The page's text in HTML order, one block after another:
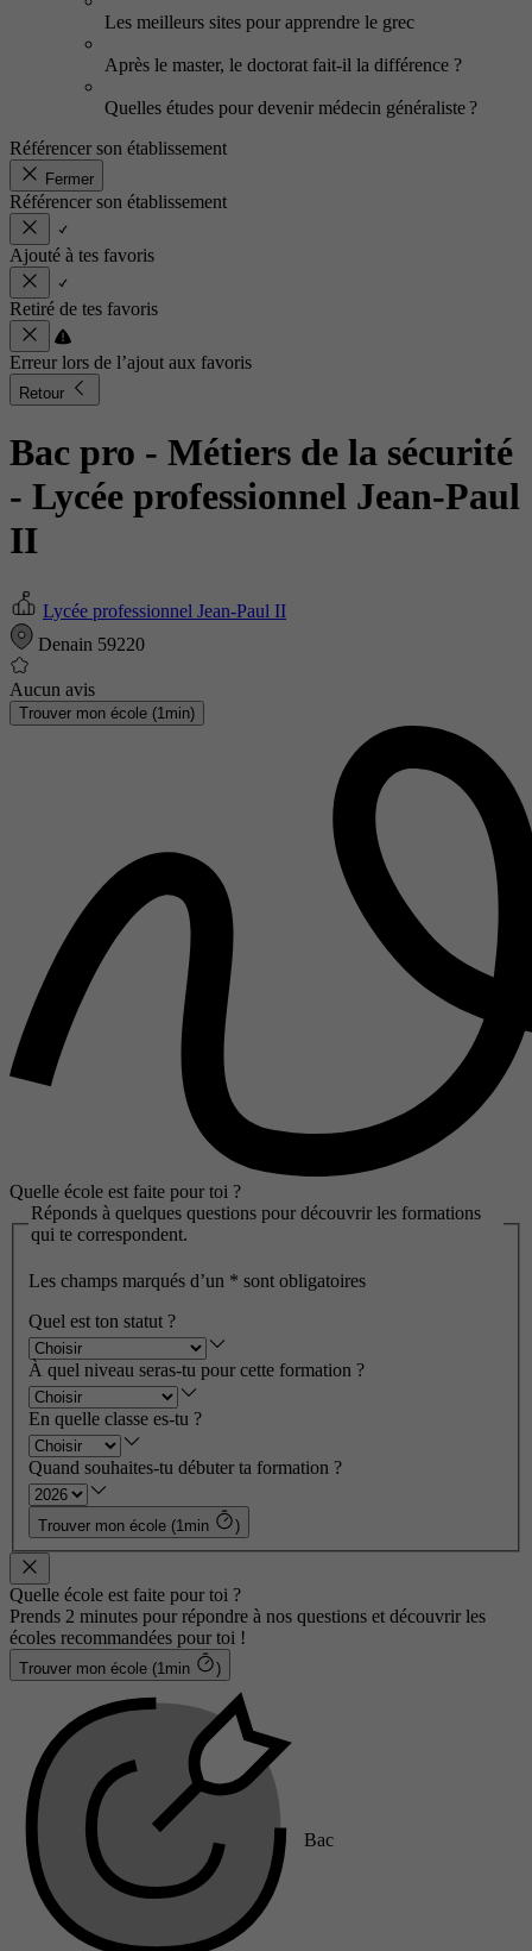
Les meilleurs sites pour apprendre le grec
Après le master, le doctorat fait-il la différence ?
Quelles études pour devenir médecin généraliste ?
Référencer son établissement
Fermer
Référencer son établissement
Ajouté à tes favoris
Retiré de tes favoris
Erreur lors de l’ajout aux favoris
Retour
Bac pro - Métiers de la sécurité
- Lycée professionnel Jean-Paul
II
Lycée professionnel Jean-Paul II
Denain 59220
Aucun avis
Trouver mon école (1min)
Quelle école est faite pour toi ?
Réponds à quelques questions pour découvrir les formations
qui te correspondent.
Les champs marqués d’un * sont obligatoires
Quel est ton statut ?
À quel niveau seras-tu pour cette formation ?
En quelle classe es-tu ?
Quand souhaites-tu débuter ta formation ?
Trouver mon école (1min )
Quelle école est faite pour toi ?
Prends 2 minutes pour répondre à nos questions et découvrir les
écoles recommandées pour toi !
Trouver mon école (1min )
Bac